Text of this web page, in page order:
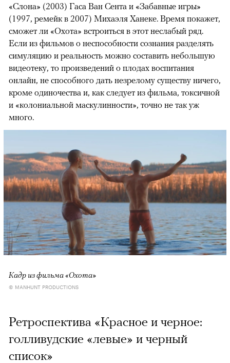
«Слона» (2003) Гаса Ван Сента и «Забавные игры»
(1997, ремейк в 2007) Михаэля Ханеке. Время покажет,
сможет ли «Охота» встроиться в этот неслабый ряд.
Если из фильмов о неспособности сознания разделять
симуляцию и реальность можно составить небольшую
видеотеку, то произведений о плодах воспитания
онлайн, не способного дать незрелому существу ничего,
кроме одиночества и, как следует из фильма, токсичной
и «колониальной маскулинности», точно не так уж
много.
Кадр из фильма «Охота»
© MANHUNT PRODUCTIONS
Ретроспектива «Красное и черное:
голливудские «левые» и черный
список»